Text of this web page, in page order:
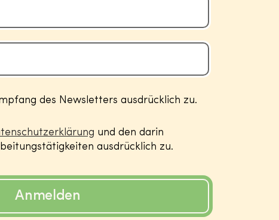
des Newsletters ausdrücklich zu.
und den darin
ausdrücklich zu.
Anmelden